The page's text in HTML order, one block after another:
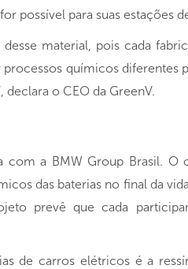
possível para suas estações
material, pois cada
químicos diferentes
o CEO da GreenV.
com a BMW Group Brasil. O
das baterias no final da
prevê que cada
de carros elétricos é a